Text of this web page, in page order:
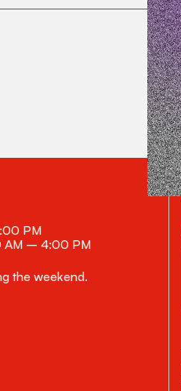
PM
AM – 4:00 PM
the weekend.